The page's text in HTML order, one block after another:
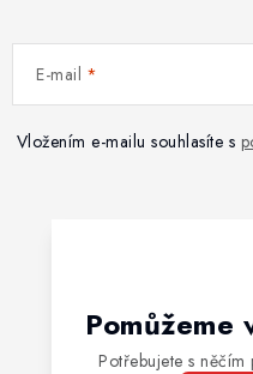
E-mail
Vložením e-mailu souhlasíte s
Pomůžeme
Potřebujete s něčím